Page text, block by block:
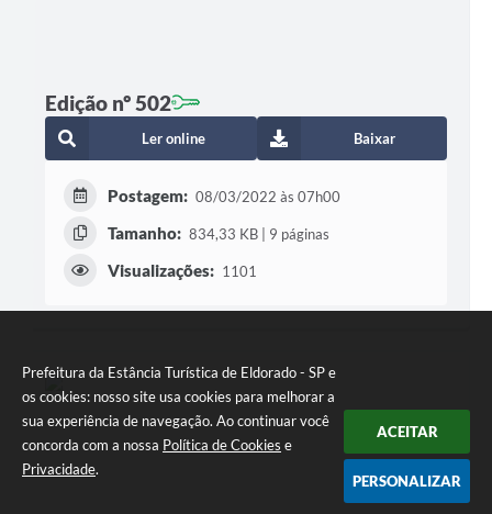
Prefeitura da Estância Turística de Eldorado - SP e
os cookies: nosso site usa cookies para melhorar a
sua experiência de navegação. Ao continuar você
concorda com a nossa Política de Cookies e
Privacidade.
ACEITAR
PERSONALIZAR
Edição nº 502
Ler online Baixar
Postagem: 08/03/2022 às 07h00
Tamanho: 834,33 KB | 9 páginas
Visualizações: 1101